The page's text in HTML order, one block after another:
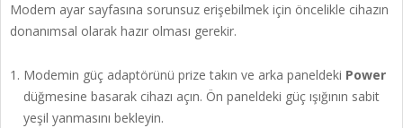
Modem ayar sayfasına sorunsuz erişebilmek için öncelikle cihazın
donanımsal olarak hazır olması gerekir.
Modemin güç adaptörünü prize takın ve arka paneldeki Power
düğmesine basarak cihazı açın. Ön paneldeki güç ışığının sabit
yeşil yanmasını bekleyin.